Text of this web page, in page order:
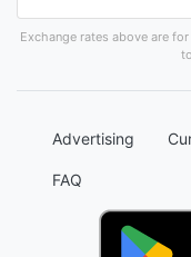
Exchange rates above are
Advertising
FAQ